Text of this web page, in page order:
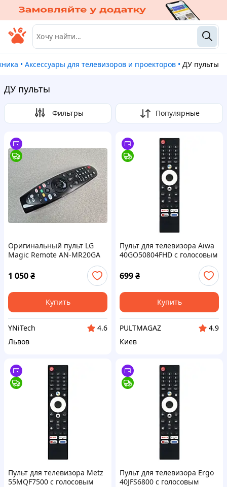
• Аксессуары для телевизоров и проекторов • ДУ пульты
ДУ пульты
Фильтры Популярные
Оригинальный пульт LG
Magic Remote AN-MR20GA
(AKB75855501) для Smart TV
(SVC Part)
1 050₴
Купить
YNiTech
4.6
Львов
Пульт для телевизора Aiwa
40GO50804FHD с голосовым
699₴
Купить
PULTMAGAZ
4.9
Киев
Пульт для телевизора Metz
55MQF7500 с голосовым
Пульт для телевизора Ergo
40JFS6800 с голосовым